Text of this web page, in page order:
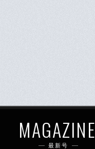
MAGAZINE
最新号